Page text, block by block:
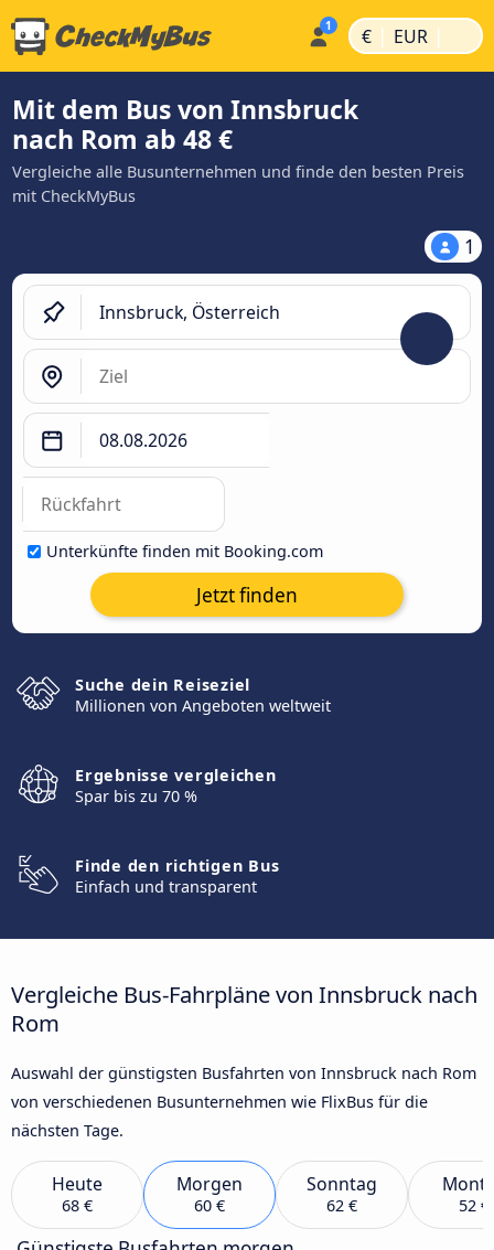
€ | EUR |
Mit dem Bus von Innsbruck
nach Rom ab 48 €
Vergleiche alle Busunternehmen und finde den besten Preis
mit CheckMyBus
1
Unterkünfte finden mit Booking.com
Jetzt finden
Suche dein Reiseziel
Millionen von Angeboten weltweit
Ergebnisse vergleichen
Spar bis zu 70 %
Finde den richtigen Bus
Einfach und transparent
Vergleiche Bus-Fahrpläne von Innsbruck nach
Rom
Auswahl der günstigsten Busfahrten von Innsbruck nach Rom
von verschiedenen Busunternehmen wie FlixBus für die
nächsten Tage.
Heute
68 €
Morgen
60 €
Sonntag
62 € 52 €